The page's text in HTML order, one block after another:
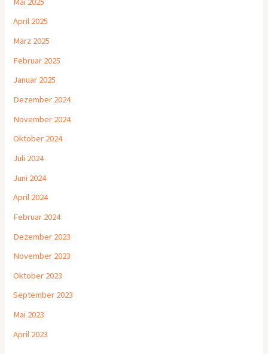
April 2025
März 2025
Februar 2025
Januar 2025
Dezember 2024
November 2024
Oktober 2024
Juli 2024
Juni 2024
April 2024
Februar 2024
Dezember 2023
November 2023
Oktober 2023
September 2023
Mai 2023
April 2023